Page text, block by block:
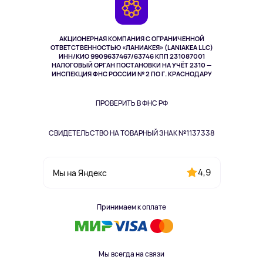
АКЦИОНЕРНАЯ КОМПАНИЯ С ОГРАНИЧЕННОЙ
ОТВЕТСТВЕННОСТЬЮ «ЛАНИАКЕЯ» (LANIAKEA LLC)
ИНН/КИО 9909637467/63746 КПП 231087001
НАЛОГОВЫЙ ОРГАН ПОСТАНОВКИ НА УЧЁТ 2310 —
ИНСПЕКЦИЯ ФНС РОССИИ № 2 ПО Г. КРАСНОДАРУ
ПРОВЕРИТЬ В ФНС РФ
СВИДЕТЕЛЬСТВО НА ТОВАРНЫЙ ЗНАК №1137338
Мы на Яндекс 4,9
Принимаем к оплате
Мы всегда на связи
Здоровье питомцев
Одежда и аксессуары